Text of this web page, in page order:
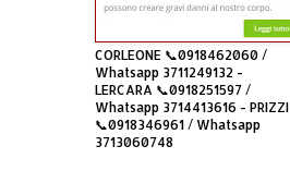
CORLEONE 📞0918462060 /
Whatsapp 3711249132 -
LERCARA 📞0918251597 /
Whatsapp 3714413616 - PRIZZI
📞0918346961 / Whatsapp
3713060748